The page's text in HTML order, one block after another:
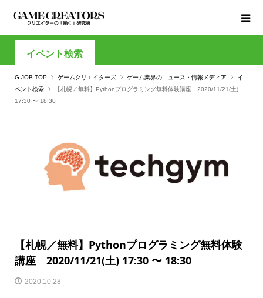
イベント検索
G-JOB TOP ゲームクリエイターズ ゲーム業界のニュース・情報メディア
イ
ベント検索
【札幌／無料】Pythonプログラミング無料体験講座 2020/11/21(土)
17:30 〜 18:30
【札幌／無料】Pythonプログラミング無料体験
講座 2020/11/21(土) 17:30 〜 18:30
2020.10.28